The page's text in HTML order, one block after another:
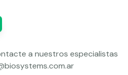
a nuestros especialistas